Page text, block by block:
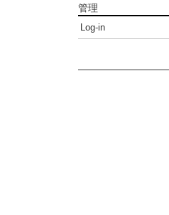
管理
Log-in